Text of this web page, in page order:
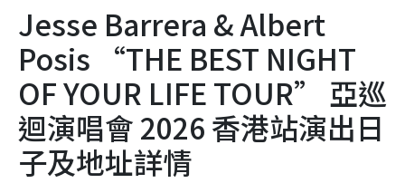
Jesse Barrera & Albert
Posis “THE BEST NIGHT
OF YOUR LIFE TOUR” 亞巡
迴演唱會 2026 香港站演出日
子及地址詳情